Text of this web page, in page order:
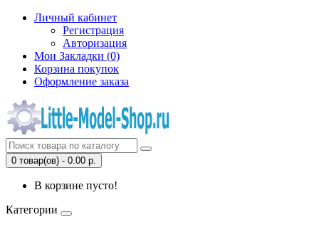
Личный кабинет
Регистрация
Авторизация
Мои Закладки (0)
Корзина покупок
Оформление заказа
0 товар(ов) - 0.00 р.
В корзине пусто!
Категории